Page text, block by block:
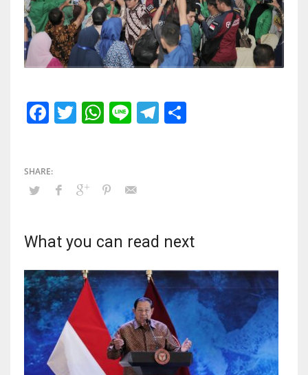
Facebook
Twitter
WhatsApp
LineTelegram
What you can read next